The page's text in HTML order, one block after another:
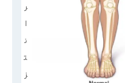
ر
ا
ن
ت
ز